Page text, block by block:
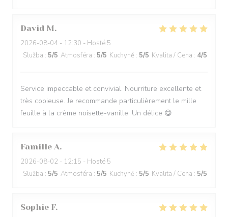
David M
2026-08-04 - 12:30 - Hosté 5
Služba : 5/5 Atmosféra : 5/5 Kuchyně : 5/5 Kvalita / Cena : 4/5
Service impeccable et convivial. Nourriture excellente et
très copieuse. Je recommande particulièrement le mille
feuille à la crème noisette-vanille. Un délice 😋
Famille A
2026-08-02 - 12:15 - Hosté 5
Služba : 5/5 Atmosféra : 5/5 Kuchyně : 5/5 Kvalita / Cena : 5/5
Sophie F